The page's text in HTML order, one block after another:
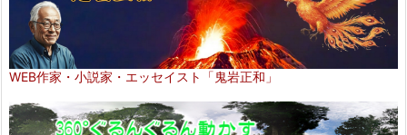
WEB作家・小説家・エッセイスト「鬼岩正和」